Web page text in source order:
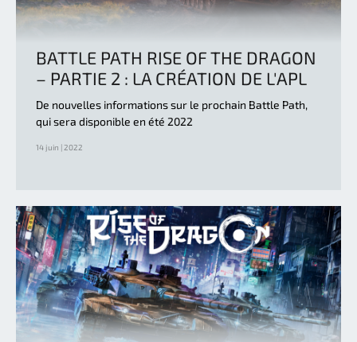
BATTLE PATH RISE OF THE DRAGON
– PARTIE 2 : LA CRÉATION DE L'APL
De nouvelles informations sur le prochain Battle Path,
qui sera disponible en été 2022
14 juin | 2022